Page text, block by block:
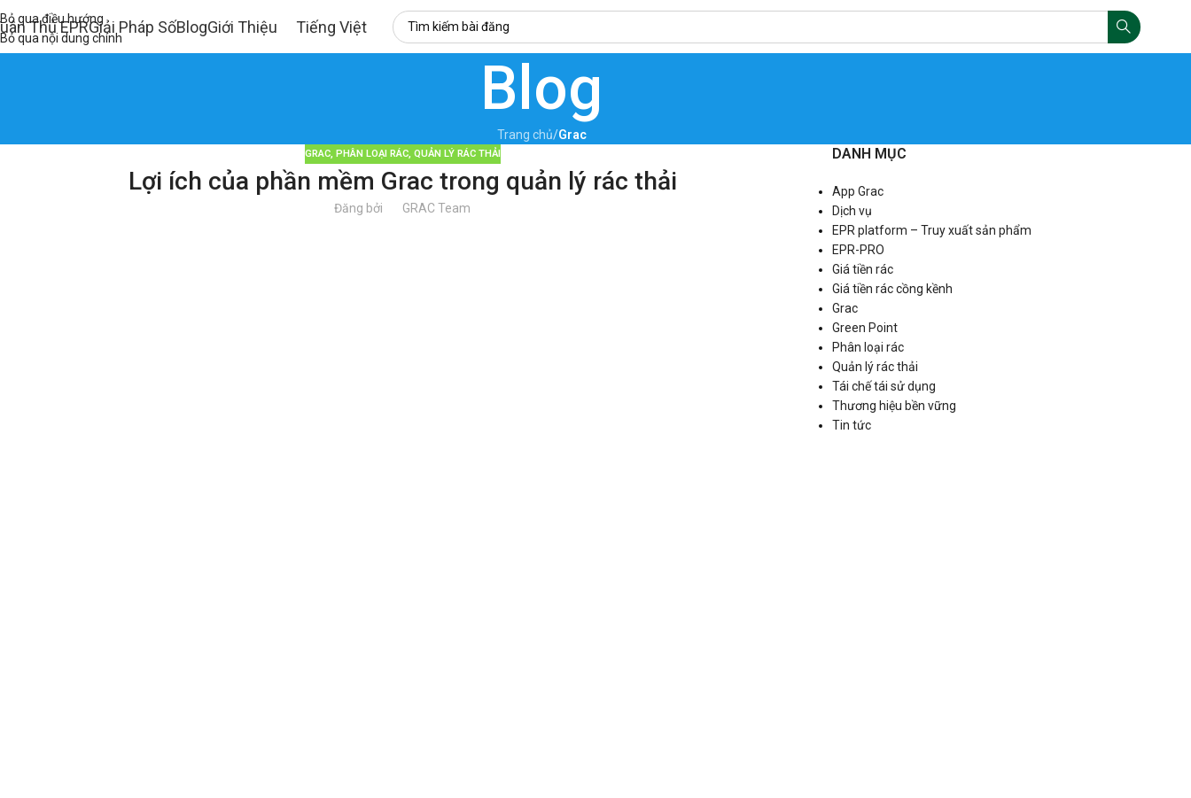
Bỏ qua điều hướng
Bỏ qua nội dung chính
Thủ EPRGiải Pháp SốBlogGiới Thiệu Tiếng Việt
Blog
Trang chủ/Grac
GRAC, PHÂN LOẠI RÁC, QUẢN LÝ RÁC THẢI
Lợi ích của phần mềm Grac trong quản lý rác thải
Đăng bởi GRAC Team
DANH MỤC
App Grac
Dịch vụ
EPR platform – Truy xuất sản phẩm
EPR-PRO
Giá tiền rác
Giá tiền rác cồng kềnh
Grac
Green Point
Phân loại rác
Quản lý rác thải
Tái chế tái sử dụng
Thương hiệu bền vững
Tin tức